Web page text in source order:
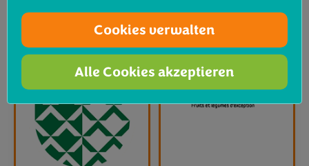
Cookies verwalten
Alle Cookies akzeptieren